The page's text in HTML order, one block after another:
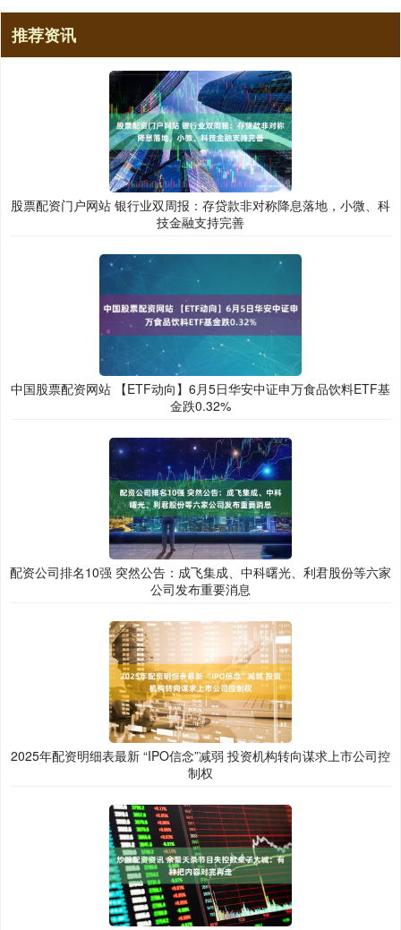
推荐资讯
股票配资门户网站 银行业双周报：存贷款非对称降息落地，小微、科
技金融支持完善
中国股票配资网站 【ETF动向】6月5日华安中证申万食品饮料ETF基
金跌0.32%
配资公司排名10强 突然公告：成飞集成、中科曙光、利君股份等六家
公司发布重要消息
2025年配资明细表最新 “IPO信念”减弱 投资机构转向谋求上市公司控
制权